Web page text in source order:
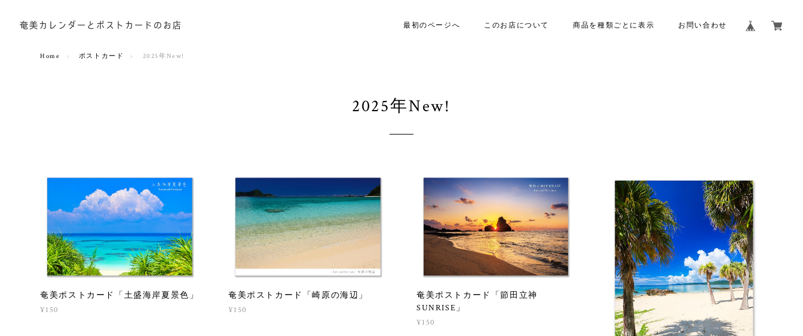
最初のページへ このお店について 商品を種類ごとに表示 お問い合わせ
Home ポストカード 2025年New!
2025年New!
奄美ポストカード「土盛海岸夏景色」
¥150
奄美ポストカード「崎原の海辺」
¥150
奄美ポストカード「節田立神
SUNRISE」
¥150